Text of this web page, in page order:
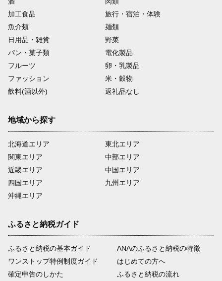
加工食品
旅行・宿泊・体験
魚介類
麺類
日用品・雑貨
野菜
パン・菓子類
電化製品
フルーツ
卵・乳製品
ファッション
米・穀物
飲料(酒以外)
返礼品なし
地域から探す
北海道エリア
関東エリア
近畿エリア
四国エリア
沖縄エリア
東北エリア
中部エリア
中国エリア
九州エリア
ふるさと納税ガイド
ふるさと納税の基本ガイド
ワンストップ特例制度ガイド
確定申告のしかた
ANAのふるさと納税の特徴
はじめての方へ
ふるさと納税の流れ